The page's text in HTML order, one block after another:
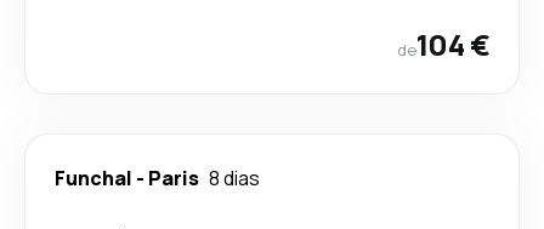
de104 €
Funchal - Paris 8 dias